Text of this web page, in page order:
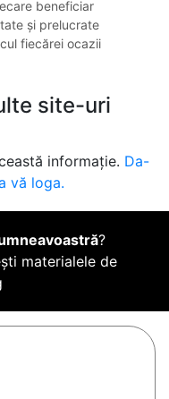
beneficiar
și prelucrate
fiecărei ocazii
site-uri
informație. Da-
vă loga.
?
materialele de